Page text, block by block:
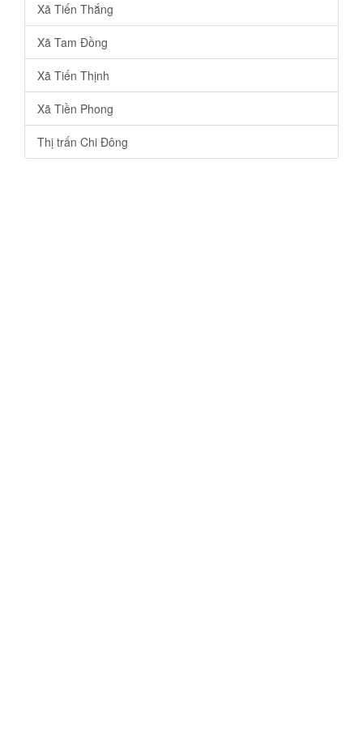
Xã Tiến Thắng
Xã Tam Đồng
Xã Tiến Thịnh
Xã Tiền Phong
Thị trấn Chi Đông